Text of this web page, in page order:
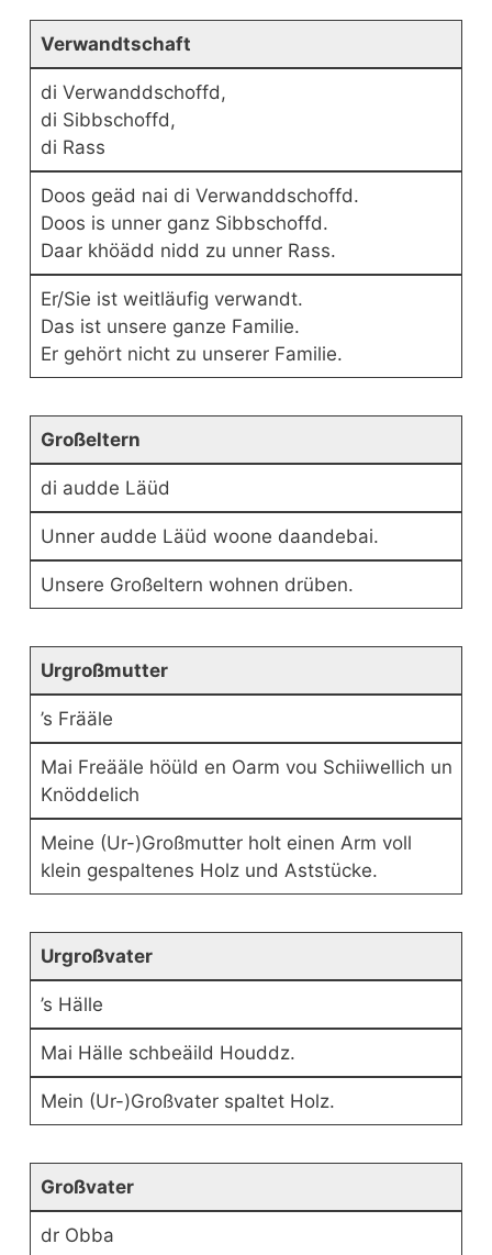
Verwandtschaft
di Verwanddschoffd,
di Sibbschoffd,
di Rass
Doos geäd nai di Verwanddschoffd.
Doos is unner ganz Sibbschoffd.
Daar khöädd nidd zu unner Rass.
Er/Sie ist weitläufig verwandt.
Das ist unsere ganze Familie.
Er gehört nicht zu unserer Familie.
Großeltern
di audde Läüd
Unner audde Läüd woone daandebai.
Unsere Großeltern wohnen drüben.
Urgroßmutter
’s Frääle
Mai Freääle höüld en Oarm vou Schiiwellich un
Knöddelich
Meine (Ur-)Großmutter holt einen Arm voll
klein gespaltenes Holz und Aststücke.
Urgroßvater
’s Hälle
Mai Hälle schbeäild Houddz.
Mein (Ur-)Großvater spaltet Holz.
Großvater
dr Obba